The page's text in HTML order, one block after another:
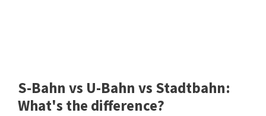
S-Bahn vs U-Bahn vs Stadtbahn:
What's the difference?